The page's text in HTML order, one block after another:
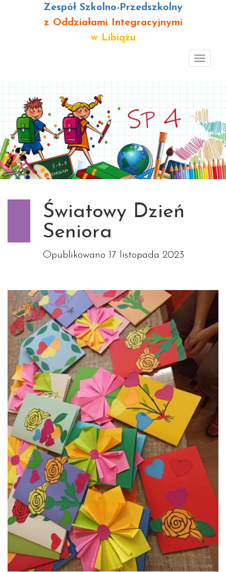
Zespół Szkolno-Przedszkolny
z Oddziałami Integracyjnymi
w Libiążu
Światowy Dzień
Seniora
Opublikowano 17 listopada 2023